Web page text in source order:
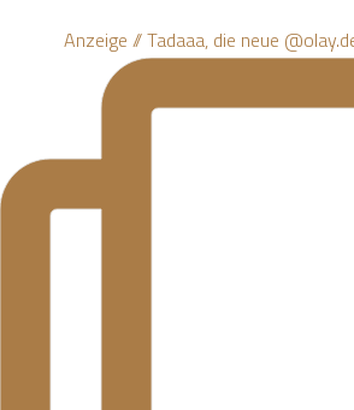
Anzeige // Tadaaa, die neue